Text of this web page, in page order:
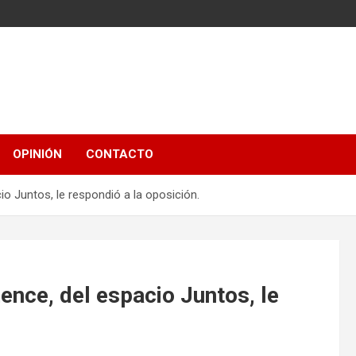
OPINIÓN CONTACTO
Juntos, le respondió a la oposición.
del espacio Juntos, le